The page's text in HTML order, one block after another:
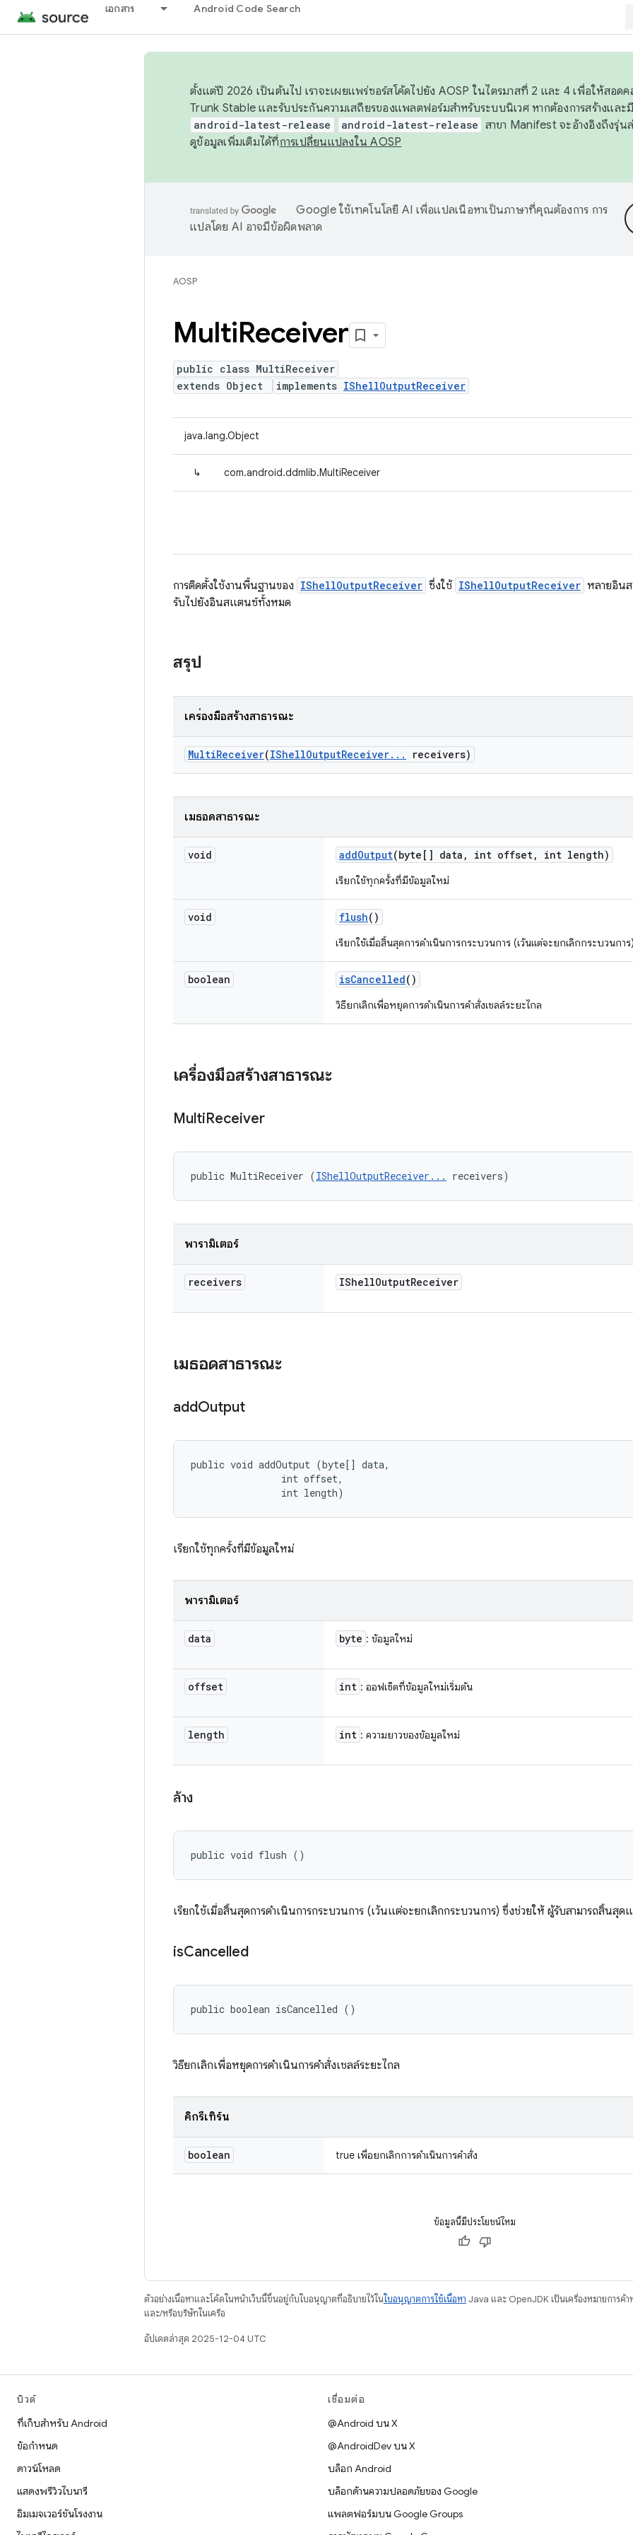
เอกสาร Android Code Search
ตั้งแต่ปี 2026 เป็นต้นไป เราจะเผยแพร่ซอร์สโค้ดไปยัง AOSP ในไตรมาสที่ 2 และ 4 เพื่อให้สอด
Trunk Stable และรับประกันความเสถียรของแพลตฟอร์มสำหรับระบบนิเวศ หากต้องการสร้างและ
android-latest-release android-latest-release สาขา Manifest จะอ้างอิงถึงรุ่
ดูข้อมูลเพิ่มเติมได้ที่การเปลี่ยนแปลงใน AOSP
Google ใช้เทคโนโลยี AI เพื่อแปลเนื้อหาเป็นภาษาที่คุณต้องการ การ
แปลโดย AI อาจมีข้อผิดพลาด
AOSP
MultiReceiver
public class MultiReceiver
extends Object
implements IShellOutputReceiver
java.lang.Object
↳ com.android.ddmlib.MultiReceiver
การติดตั้งใช้งานพื้นฐานของ IShellOutputReceiver ซึ่งใช้ IShellOutputReceiver หลายอิน
รับไปยังอินสแตนซ์ทั้งหมด
สรุป
เครื่องมือสร้างสาธารณะ
MultiReceiver(IShellOutputReceiver. . . receivers)
เมธอดสาธารณะ
void addOutput(byte[] data , int offset, int length)
เรียกใช้ทุกครั้งที่มีข้อมูลใหม่
void flush()
เรียกใช้เมื่อสิ้นสุดการดำเนินการกระบวนการ (เว้นแต่จะยกเลิกกระบวนกา
boolean isCancelled()
วิธียกเลิกเพื่อหยุดการดำเนินการคำสั่งเชลล์ระยะไกล
เครื่องมือสร้างสาธารณะ
MultiReceiver
public MultiReceiver (IShellOutputReceiver... receivers)
พารามิเตอร์
receivers IShellOutputReceiver
เมธอดสาธารณะ
addOutput
public void addOutput (byte[] data,
                int offset,
                int length)
เรียกใช้ทุกครั้งที่มีข้อมูลใหม่
พารามิเตอร์
data byte : ข้อมูลใหม่
offset int : ออฟเซ็ตที่ข้อมูลใหม่เริ่มต้น
length int : ความยาวของข้อมูลใหม่
ล้าง
public void flush ()
เรียกใช้เมื่อสิ้นสุดการดำเนินการกระบวนการ (เว้นแต่จะยกเลิกกระบวนการ) ซึ่งช่วยให้ ผู้รับสามารถสิ้นสุ
isCancelled
public boolean isCancelled ()
วิธียกเลิกเพื่อหยุดการดำเนินการคำสั่งเชลล์ระยะไกล
คิกรีเทิร์น
boolean true เพื่อยกเลิกการดำเนินการคำสั่ง
ข้อมูลนี้มีประโยชน์ไหม
ตัวอย่างเนื้อหาและโค้ดในหน้าเว็บนี้ขึ้นอยู่กับใบอนุญาตที่อธิบายไว้ในใบอนุญาตการใช้เนื้อหา Java และ OpenJDK เป็นเครื่องหมายการค้
และ/หรือบริษัทในเครือ
อัปเดตล่าสุด 2025-12-04 UTC
บิวด์
ที่เก็บสำหรับ Android
ข้อกำหนด
ดาวน์โหลด
แสดงพรีวิวไบนารี
อิมเมจเวอร์ชันโรงงาน
เชื่อมต่อ
@Android บน X
@AndroidDev บน X
บล็อก Android
บล็อกด้านความปลอดภัยของ Google
แพลตฟอร์มบน Google Groups